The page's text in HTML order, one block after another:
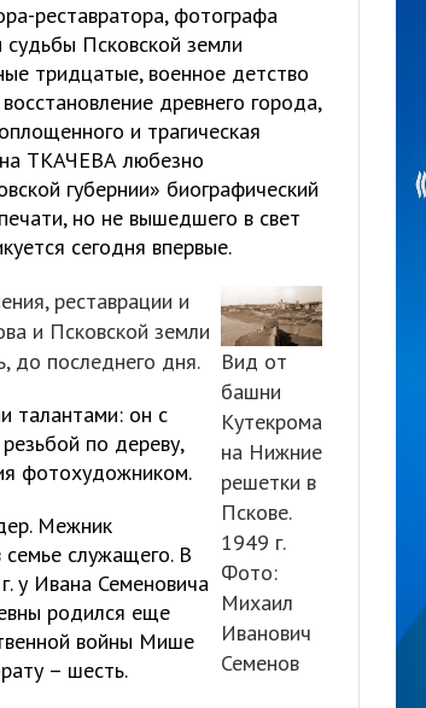
реставратора, фотографа
Псковской земли
тридцатые, военное детство
древнего города,
и трагическая
ТКАЧЕВА любезно
губернии» биографический
но не вышедшего в свет
сегодня впервые.
Вид от
башни
Кутекрома
на Нижние
решетки в
Пскове.
1949 г.
Фото:
Михаил
Иванович
Семенов
реставрации и
и Псковской земли
до последнего дня.
талантами: он с
по дереву,
фотохудожником.
Межник
служащего. В
у Ивана Семеновича
родился еще
войны Мише
– шесть.